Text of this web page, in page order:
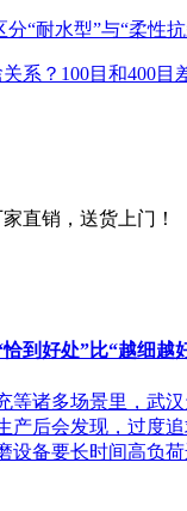
“耐水型”与“柔性
系？100目和400目
直销，送货上门！
到好处”比“越细越
等诸多场景里，武
产后会发现，过度
设备要长时间高负